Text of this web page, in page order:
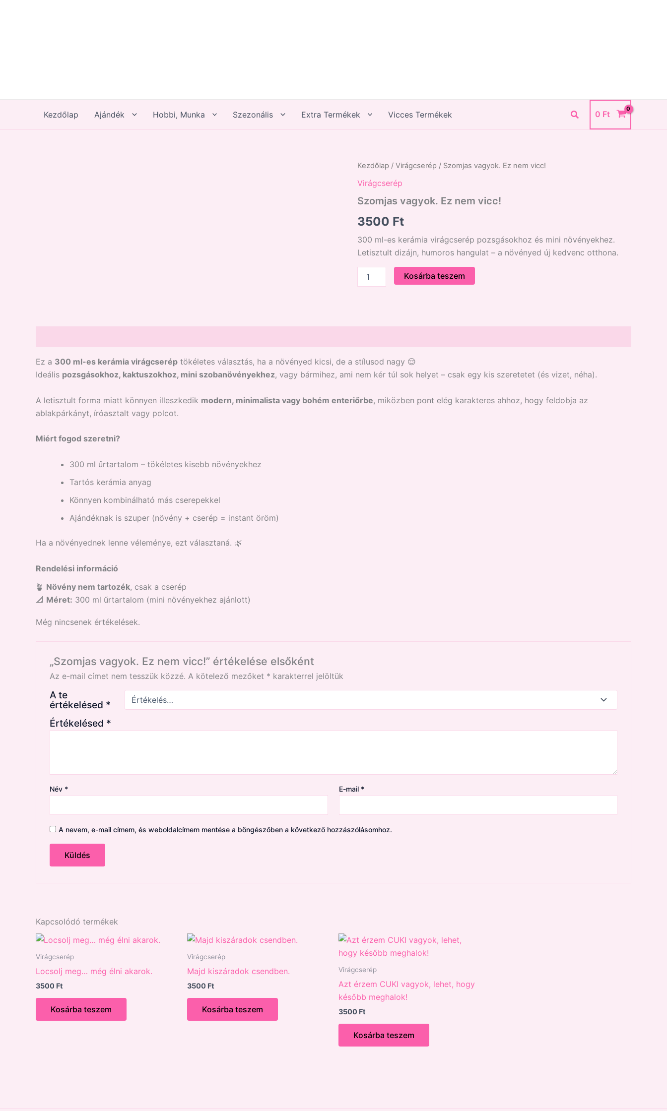
Kezdőlap Ajándék Hobbi, Munka Szezonális Extra Termékek Vicces Termékek Search0 Ft
Kezdőlap / Virágcserép / Szomjas vagyok. Ez nem vicc!
Virágcserép
Szomjas vagyok. Ez nem vicc!
3500 Ft
300 ml-es kerámia virágcserép pozsgásokhoz és mini növényekhez.
Letisztult dizájn, humoros hangulat – a növényed új kedvenc otthona.
Szomjas
Ez
vicc!
Kosárba teszem
Ez a 300 ml-es kerámia virágcserép tökéletes választás, ha a növényed kicsi, de a stílusod nagy 😌
Ideális pozsgásokhoz, kaktuszokhoz, mini szobanövényekhez, vagy bármihez, ami nem kér túl sok helyet – csak egy kis szeretetet (és vizet, néha).
A letisztult forma miatt könnyen illeszkedik modern, minimalista vagy bohém enteriőrbe, miközben pont elég karakteres ahhoz, hogy feldobja az
ablakpárkányt, íróasztalt vagy polcot.
Miért fogod szeretni?
300 ml űrtartalom – tökéletes kisebb növényekhez
Tartós kerámia anyag
Könnyen kombinálható más cserepekkel
Ajándéknak is szuper (növény + cserép = instant öröm)
Ha a növényednek lenne véleménye, ezt választaná. 🌿
Rendelési információ
🪴 Növény nem tartozék, csak a cserép
📐 Méret: 300 ml űrtartalom (mini növényekhez ajánlott)
Még nincsenek értékelések.
„Szomjas vagyok. Ez nem vicc!” értékelése elsőként
Az e-mail címet nem tesszük közzé. A kötelező mezőket * karakterrel jelöltük
A te
értékelésed *
Értékelésed *
Név * E-mail *
A nevem, e-mail címem, és weboldalcímem mentése a böngészőben a következő hozzászólásomhoz.
Kapcsolódó termékek
Virágcserép
Locsolj meg… még élni akarok.
3500 Ft
Kosárba teszem
Virágcserép
Majd kiszáradok csendben.
3500 Ft
Kosárba teszem
Virágcserép
Azt érzem CUKI vagyok, lehet, hogy
később meghalok!
3500 Ft
Kosárba teszem